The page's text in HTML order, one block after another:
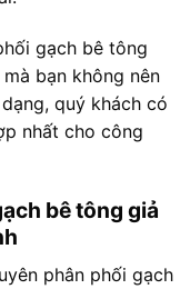
gạch bê tông
bạn không nên
quý khách có
nhất cho công
bê tông giả
phân phối gạch